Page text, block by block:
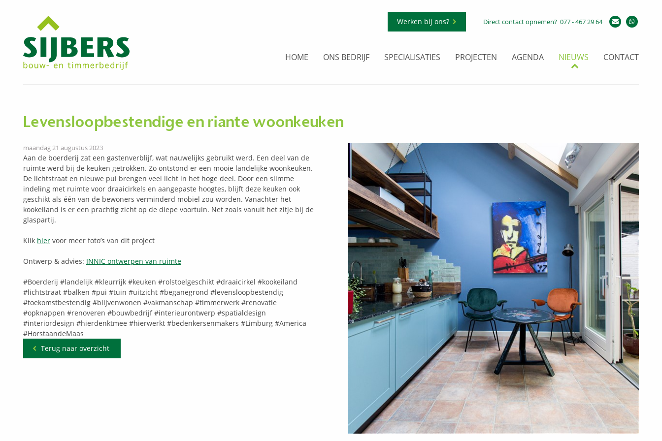
Werken bij ons? Direct contact opnemen? 077 - 467 29 64
HOME ONS BEDRIJF SPECIALISATIES PROJECTEN AGENDA NIEUWS CONTACT
Levensloopbestendige en riante woonkeuken
maandag 21 augustus 2023
Aan de boerderij zat een gastenverblijf, wat nauwelijks gebruikt werd. Een deel van de
ruimte werd bij de keuken getrokken. Zo ontstond er een mooie landelijke woonkeuken.
De lichtstraat en nieuwe pui brengen veel licht in het hoge deel. Door een slimme
indeling met ruimte voor draaicirkels en aangepaste hoogtes, blijft deze keuken ook
geschikt als één van de bewoners verminderd mobiel zou worden. Vanachter het
kookeiland is er een prachtig zicht op de diepe voortuin. Net zoals vanuit het zitje bij de
glaspartij.
Klik hier voor meer foto’s van dit project
Ontwerp & advies: INNIC ontwerpen van ruimte
#Boerderij #landelijk #kleurrijk #keuken #rolstoelgeschikt #draaicirkel #kookeiland
#lichtstraat #balken #pui #tuin #uitzicht #beganegrond #levensloopbestendig
#toekomstbestendig #blijvenwonen #vakmanschap #timmerwerk #renovatie
#opknappen #renoveren #bouwbedrijf #interieurontwerp #spatialdesign
#interiordesign #hierdenktmee #hierwerkt #bedenkersenmakers #Limburg #America
#HorstaandeMaas
Terug naar overzicht